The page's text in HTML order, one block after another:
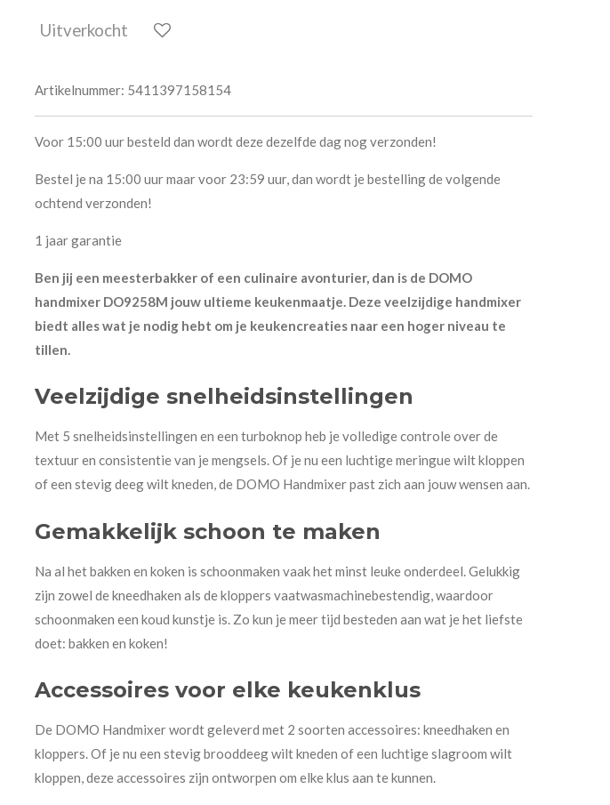
Uitverkocht
Artikelnummer: 5411397158154
Voor 15:00 uur besteld dan wordt deze dezelfde dag nog verzonden!
Bestel je na 15:00 uur maar voor 23:59 uur, dan wordt je bestelling de volgende
ochtend verzonden!
1 jaar garantie
Ben jij een meesterbakker of een culinaire avonturier, dan is de DOMO
handmixer DO9258M jouw ultieme keukenmaatje. Deze veelzijdige handmixer
biedt alles wat je nodig hebt om je keukencreaties naar een hoger niveau te
tillen.
Veelzijdige snelheidsinstellingen
Met 5 snelheidsinstellingen en een turboknop heb je volledige controle over de
textuur en consistentie van je mengsels. Of je nu een luchtige meringue wilt kloppen
of een stevig deeg wilt kneden, de DOMO Handmixer past zich aan jouw wensen aan.
Gemakkelijk schoon te maken
Na al het bakken en koken is schoonmaken vaak het minst leuke onderdeel. Gelukkig
zijn zowel de kneedhaken als de kloppers vaatwasmachinebestendig, waardoor
schoonmaken een koud kunstje is. Zo kun je meer tijd besteden aan wat je het liefste
doet: bakken en koken!
Accessoires voor elke keukenklus
De DOMO Handmixer wordt geleverd met 2 soorten accessoires: kneedhaken en
kloppers. Of je nu een stevig brooddeeg wilt kneden of een luchtige slagroom wilt
kloppen, deze accessoires zijn ontworpen om elke klus aan te kunnen.